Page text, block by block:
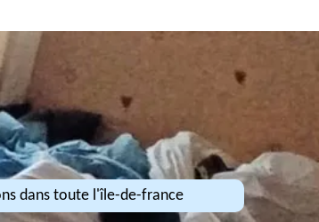
dans toute l'île-de-france